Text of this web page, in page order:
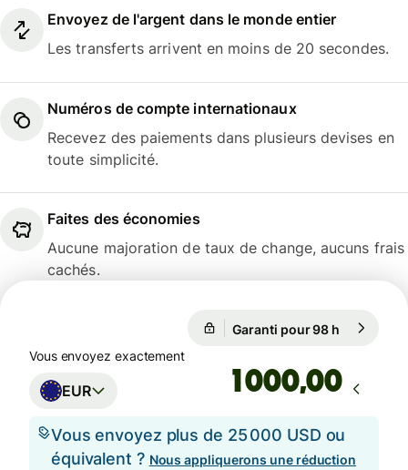
Envoyez de l'argent dans le monde entier
Les transferts arrivent en moins de 20 secondes.
Numéros de compte internationaux
Recevez des paiements dans plusieurs devises en
toute simplicité.
Faites des économies
Aucune majoration de taux de change, aucuns frais
cachés.
Garanti pour 98 h
Vous envoyez exactement
EUR ,00
Vous envoyez plus de 25 000 USD ou
équivalent ? Nous appliquerons une réduction